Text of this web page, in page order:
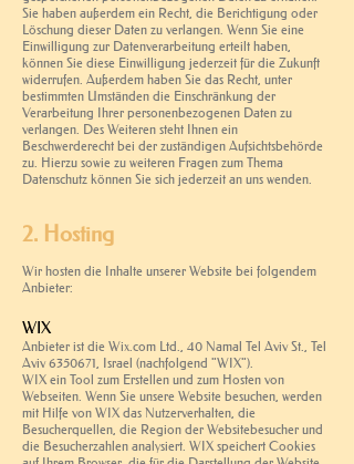
Sie haben außerdem ein Recht, die Berichtigung oder
Löschung dieser Daten zu verlangen. Wenn Sie eine
Einwilligung zur Datenverarbeitung erteilt haben,
können Sie diese Einwilligung jederzeit für die Zukunft
widerrufen. Außerdem haben Sie das Recht, unter
bestimmten Umständen die Einschränkung der
Verarbeitung Ihrer personenbezogenen Daten zu
verlangen. Des Weiteren steht Ihnen ein
Beschwerderecht bei der zuständigen Aufsichtsbehörde
zu. Hierzu sowie zu weiteren Fragen zum Thema
Datenschutz können Sie sich jederzeit an uns wenden.
2. Hosting
Wir hosten die Inhalte unserer Website bei folgendem
Anbieter:
WIX
Anbieter ist die Wix.com Ltd., 40 Namal Tel Aviv St., Tel
Aviv6350671 , Israel (nachfolgend "WIX").
WIX ein Tool zum Erstellen und zum Hosten von
Webseiten. Wenn Sie unsere Website besuchen, werden
mit Hilfe von WIX das Nutzerverhalten, die
Besucherquellen, die Region der Websitebesucher und
die Besucherzahlen analysiert. WIX speichert Cookies